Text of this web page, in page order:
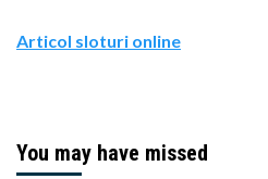
Articol sloturi online
You may have missed